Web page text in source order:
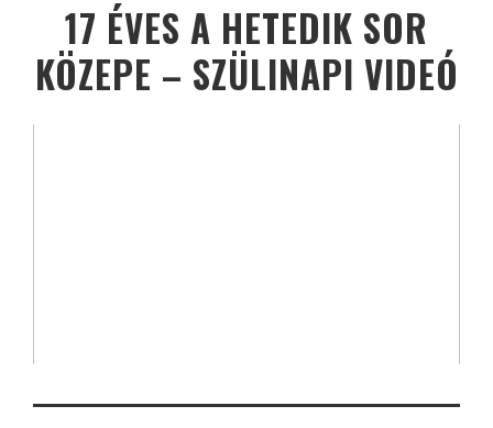
17 ÉVES A HETEDIK SOR
KÖZEPE – SZÜLINAPI VIDEÓ